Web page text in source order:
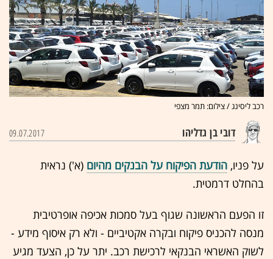
רכב ליסינג / צילום: תמר מצפי
דובי בן גדליהו 09.07.2017
על פניו, הודעת הפיקוח על הבנקים מהיום (א') נראית
בהחלט דרמטית.
זו הפעם הראשונה שגוף בעל סמכות אכיפה אופרטיבית
מנסה להכניס פיקוח ובקרה אקטיביים - ולא רק איסוף מידע -
לשוק האשראי הבנקאי לרכישת רכב. יתר על כן, הצעד מגיע